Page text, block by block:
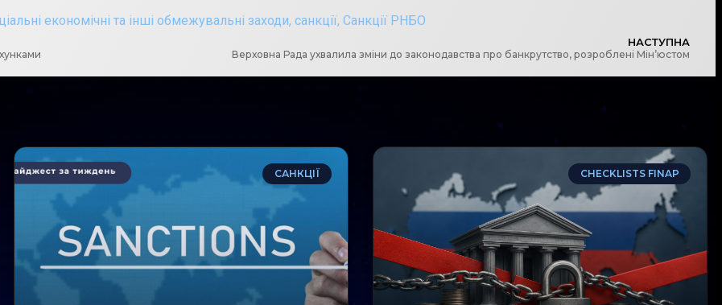
економічні та інші обмежувальні заходи, санкції, Санкції РНБО
НАСТУПНА
Верховна Рада ухвалила зміни до законодавства про банкрутство, розроблені Мін’юстом
САНКЦІЇ CHECKLISTS FINAP